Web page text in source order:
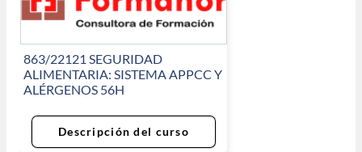
863/22121 SEGURIDAD
ALIMENTARIA: SISTEMA APPCC Y
ALÉRGENOS 56H
Descripción del curso